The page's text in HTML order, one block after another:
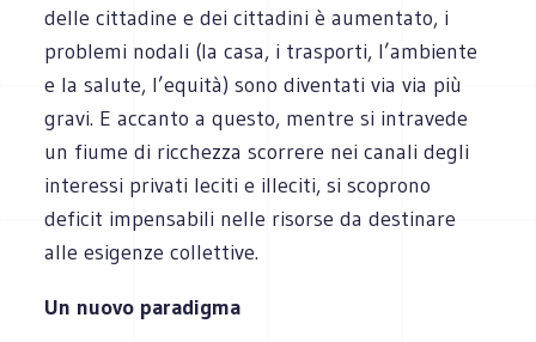
delle cittadine e dei cittadini è aumentato, i
problemi nodali (la casa, i trasporti, l’ambiente
e la salute, l’equità) sono diventati via via più
gravi. E accanto a questo, mentre si intravede
un fiume di ricchezza scorrere nei canali degli
interessi privati leciti e illeciti, si scoprono
deficit impensabili nelle risorse da destinare
alle esigenze collettive.
Un nuovo paradigma